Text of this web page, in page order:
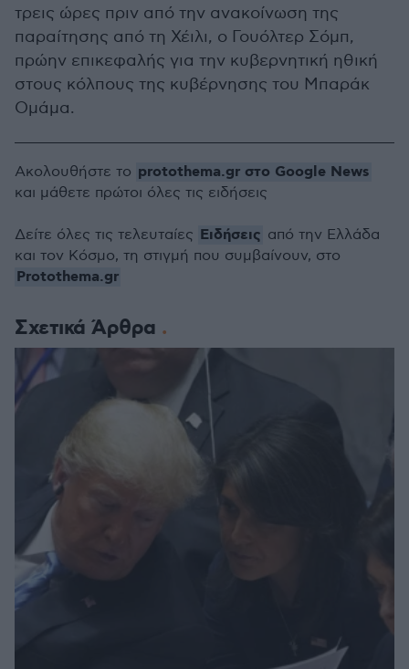
τρεις ώρες πριν από την ανακοίνωση της
παραίτησης από τη Χέιλι, ο Γουόλτερ Σόμπ,
πρώην επικεφαλής για την κυβερνητική ηθική
στους κόλπους της κυβέρνησης του Μπαράκ
Ομάμα.
Σχετικά Άρθρα
Ακολουθήστε το protothema.gr στο Google News
και μάθετε πρώτοι όλες τις ειδήσεις
Δείτε όλες τις τελευταίες Ειδήσεις από την Ελλάδα
και τον Κόσμο, τη στιγμή που συμβαίνουν, στο
Protothema.gr